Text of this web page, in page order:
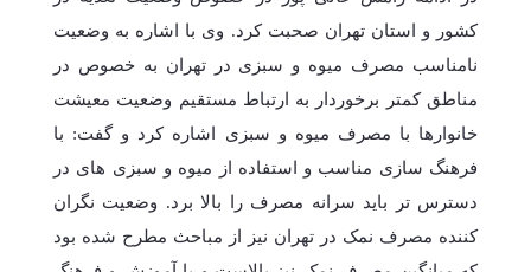
کشور و استان تهران صحبت کرد. وی با اشاره به وضعیت
نامناسب مصرف میوه و سبزی در تهران به خصوص در
مناطق کمتر برخوردار به ارتباط مستقیم وضعیت معیشت
خانوارها با مصرف میوه و سبزی اشاره کرد و گفت: با
فرهنگ سازی مناسب و استفاده از میوه و سبزی های در
دسترس تر باید سرانه مصرف را بالا برد. وضعیت نگران
کننده مصرف نمک در تهران نیز از مباحث مطرح شده بود